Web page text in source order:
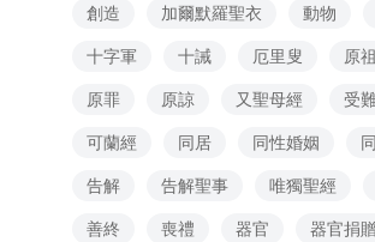
創造
加爾默羅聖衣 動物
十字軍
十誡 厄里叟
原
原罪
原諒 又聖母經
受
可蘭經
同居 同性婚姻
告解
告解聖事 唯獨聖經
善終
喪禮 器官
器官捐